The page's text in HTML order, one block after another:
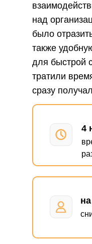
над
было
также
для быстрой
тратили
сразу
4